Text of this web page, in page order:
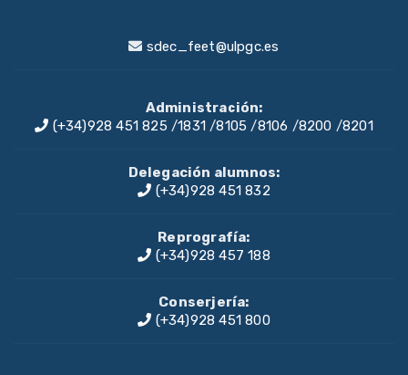
sdec_feet@ulpgc.es
Administración:
(+34)928 451 825 /1831/8105 /8106 /8200 /8201
Delegación alumnos:
(+34)928 451 832
Reprografía:
(+34)928 457 188
Conserjería:
(+34)928 451 800